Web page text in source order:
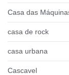
Casa das
casa de rock
casa urbana
Cascavel